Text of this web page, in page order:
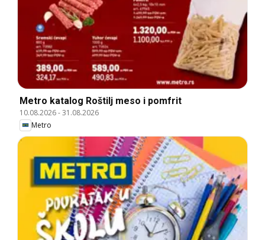
Metro katalog Roštilj meso i pomfrit
10.08.2026-31.08.2026
Metro